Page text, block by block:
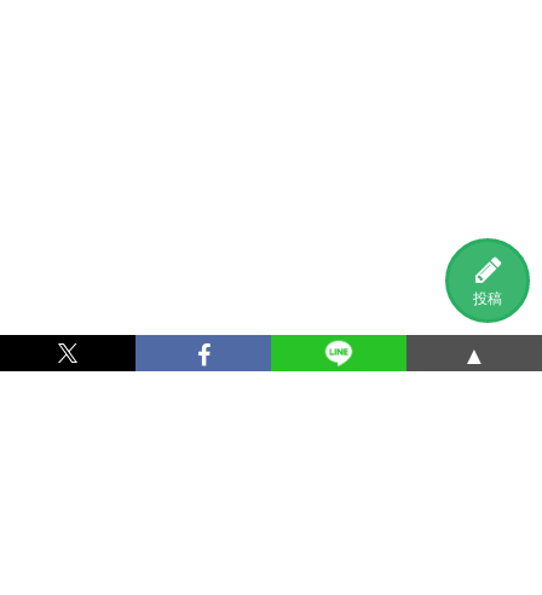
投稿
▲